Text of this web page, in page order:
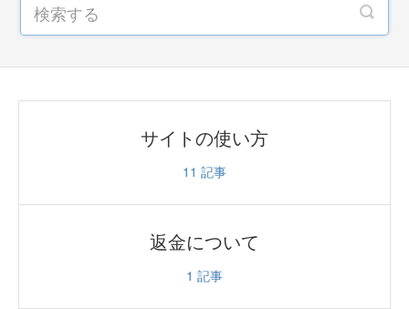
サイトの使い方
11 記事
返金について
1 記事